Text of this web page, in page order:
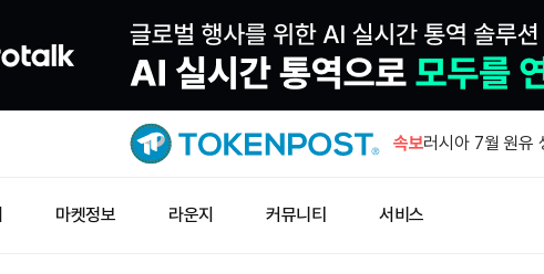
속보
JPYC, 3800만
러시아 7월 원유
마켓정보 라운지 커뮤니티 서비스